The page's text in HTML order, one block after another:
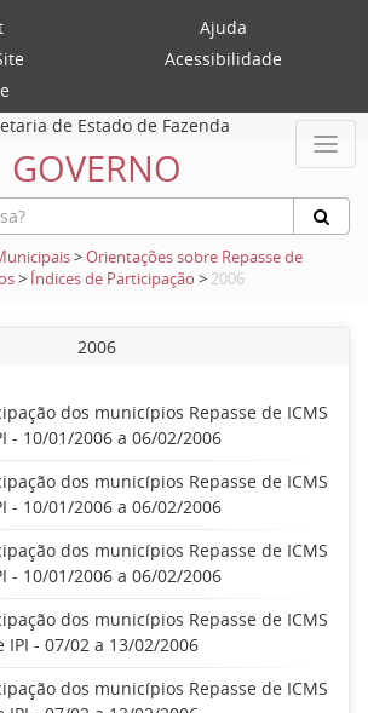
Ajuda
Acessibilidade
de Estado de Fazenda
GOVERNO
>Orientações sobre Repasse de
> Índices de Participação > 2006
2006
dos municípios Repasse de ICMS
- 10/01/2006 a 06/02/2006
dos municípios Repasse de ICMS
- 10/01/2006 a 06/02/2006
dos municípios Repasse de ICMS
- 10/01/2006 a 06/02/2006
dos municípios Repasse de ICMS
IPI - 07/02 a 13/02/2006
dos municípios Repasse de ICMS